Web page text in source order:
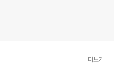
더보기